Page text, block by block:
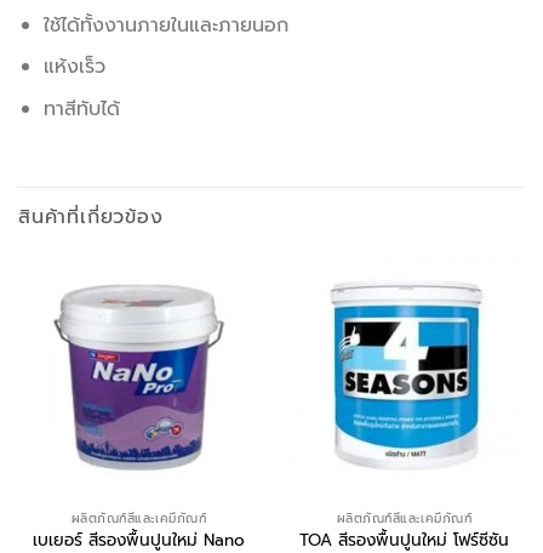
ใช้ได้ทั้งงานภายในและภายนอก
แห้งเร็ว
ทาสีทับได้
สินค้าที่เกี่ยวข้อง
ผลิตภัณฑ์สีและเคมีภัณฑ์
เบเยอร์ สีรองพื้นปูนใหม่ Nano
ผลิตภัณฑ์สีและเคมีภัณฑ์
TOA สีรองพื้นปูนใหม่ โฟร์ซีซัน